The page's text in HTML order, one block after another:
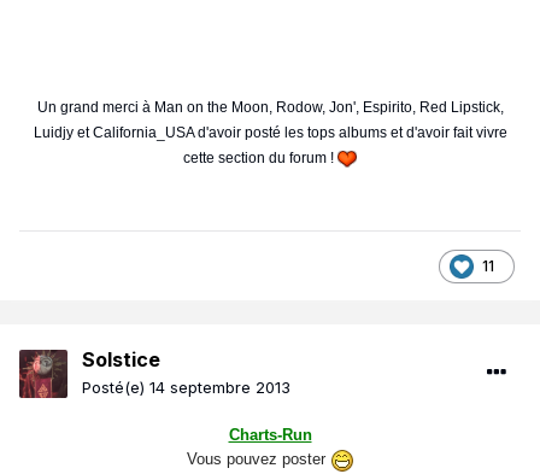
Un grand merci à Man on the Moon, Rodow, Jon', Espirito, Red Lipstick,
Luidjy et California_USA d'avoir posté les tops albums et d'avoir fait vivre
cette section du forum !
11
Solstice
Posté(e) 14 septembre 2013
Charts-Run
Vous pouvez poster